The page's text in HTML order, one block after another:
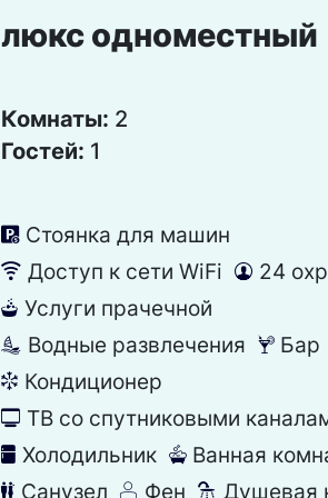
люкс одноместный
Комнаты: 2
Гостей: 1
냧 Стоянка для машин
뀄 Доступ к сети WiFi 댑 24
뀧 Услуги прачечной
뀦 Водные развлечения 끝 Бар
뀸 Кондиционер
넎 ТВ со спутниковыми
녒 Холодильник 넸 Ванная
댃 Санузел 덶 Фен 댴 Душевая